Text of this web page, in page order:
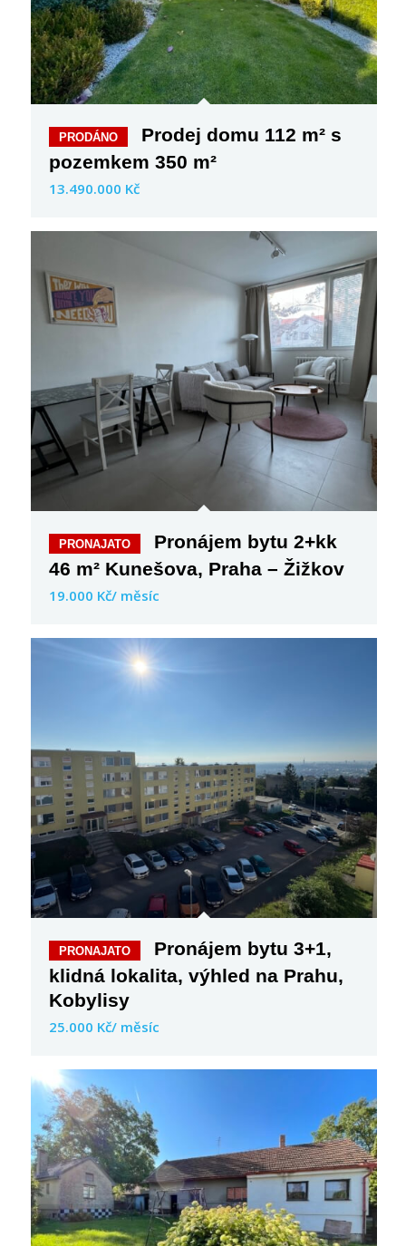
Prodej domu 112 m² s
pozemkem 350 m²
13.490.000 Kč
Pronájem bytu 2+kk
46 m² Kunešova, Praha – Žižkov
19.000 Kč/ měsíc
Pronájem bytu 3+1,
klidná lokalita, výhled na Prahu,
Kobylisy
25.000 Kč/ měsíc